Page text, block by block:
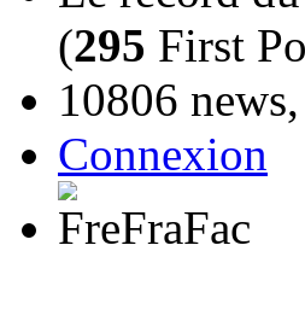
(295 First
10806
Connexion